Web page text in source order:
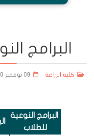
البرامج
كلية الزراعة 09 نوفمبر 2020
البرامج النوعية
للطلاب